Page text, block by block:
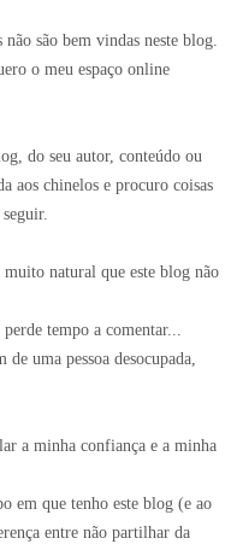
são bem vindas neste blog.
o meu espaço online
do seu autor, conteúdo ou
aos chinelos e procuro coisas
natural que este blog não
tempo a comentar...
uma pessoa desocupada,
a minha confiança e a minha
em que tenho este blog (e ao
entre não partilhar da